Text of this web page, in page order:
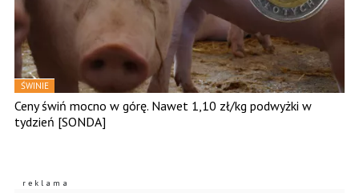
ŚWINIE
Ceny świń mocno w górę. Nawet 1,10 zł/kg podwyżki w
tydzień [SONDA]